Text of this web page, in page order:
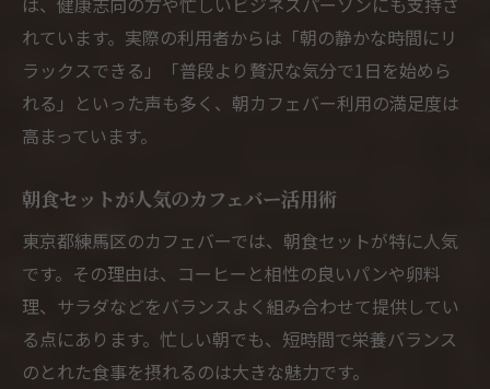
れています。実際の利用者からは「朝の静かな時間にリ
ラックスできる」「普段より贅沢な気分で1日を始めら
れる」といった声も多く、朝カフェバー利用の満足度は
高まっています。
朝食セットが人気のカフェバー活用術
東京都練馬区のカフェバーでは、朝食セットが特に人気
です。その理由は、コーヒーと相性の良いパンや卵料
理、サラダなどをバランスよく組み合わせて提供してい
る点にあります。忙しい朝でも、短時間で栄養バランス
のとれた食事を摂れるのは大きな魅力です。